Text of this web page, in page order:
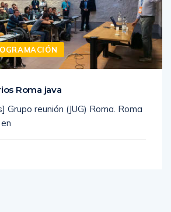
Roma java
Grupo reunión (JUG) Roma. Roma